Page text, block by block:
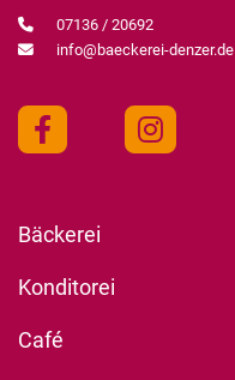
07136 / 20692
info@baeckerei-denzer.de
Bäckerei
Konditorei
Café